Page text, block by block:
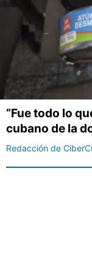
“Fue todo lo
cubano de la
Redacción de